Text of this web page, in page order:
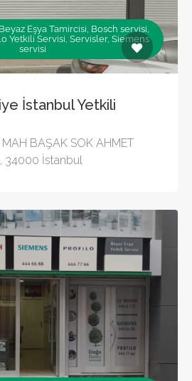
Eşya Tamircisi, Bosch servisi,
Yetkili Servisi, Servisler, Siemens
servisi
İstanbul Yetkili
BAŞAK SOK AHMET
34000 İstanbul